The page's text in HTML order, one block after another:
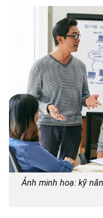
Ảnh minh hoạ: kỹ